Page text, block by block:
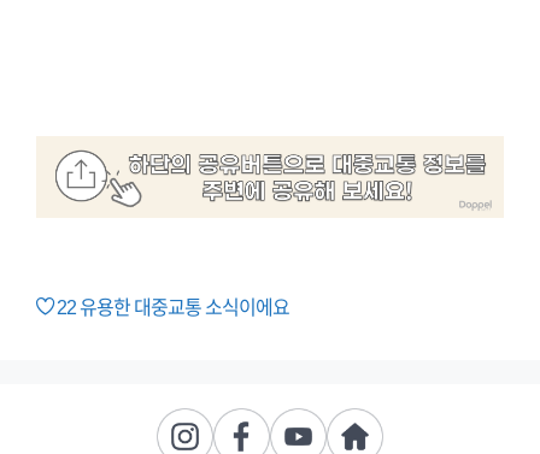
22유용한 대중교통 소식이에요